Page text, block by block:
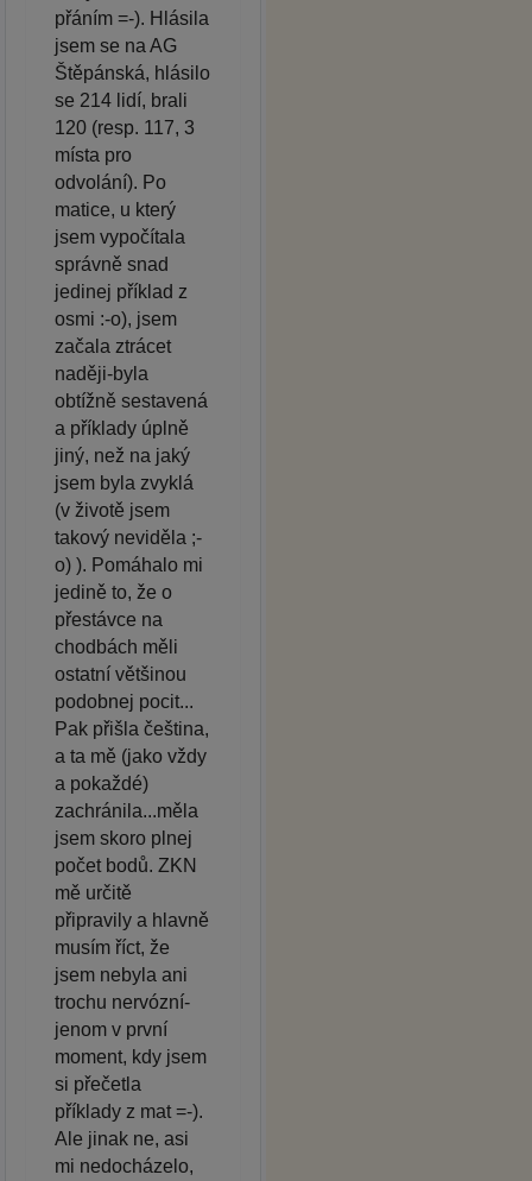
přáním =-). Hlásila
jsem se na AG
Štěpánská, hlásilo
se 214 lidí, brali
120 (resp. 117, 3
místa pro
odvolání). Po
matice, u který
jsem vypočítala
správně snad
jedinej příklad z
osmi :-o), jsem
začala ztrácet
naději-byla
obtížně sestavená
a příklady úplně
jiný, než na jaký
jsem byla zvyklá
(v životě jsem
takový neviděla ;-
o) ). Pomáhalo mi
jedině to, že o
přestávce na
chodbách měli
ostatní většinou
podobnej pocit...
Pak přišla čeština,
a ta mě (jako vždy
a pokaždé)
zachránila...měla
jsem skoro plnej
počet bodů. ZKN
mě určitě
připravily a hlavně
musím říct, že
jsem nebyla ani
trochu nervózní-
jenom v první
moment, kdy jsem
si přečetla
příklady z mat =-).
Ale jinak ne, asi
mi nedocházelo,